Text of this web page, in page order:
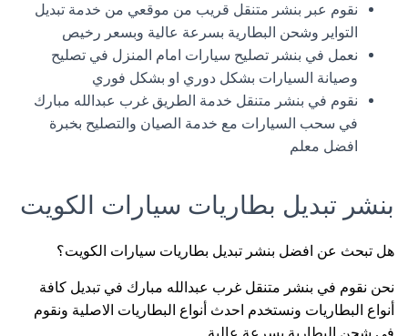
نقوم عبر بنشر متنقل قريب من موقعي من خدمة تبديل
التواير وشحن البطارية بسرعة عالية وبسعر رخيص
نعمل في بنشر تصليح سيارات امام المنزل في تصليح
وصيانة السيارات بشكل دوري او بشكل فوري
نقوم في بنشر متنقل خدمة الطريق غرب عبدالله مبارك
في سحب السيارات مع خدمة الصيان والتصليح بخبرة
افضل معلم
بنشر تبديل بطاريات سيارات الكويت
هل تبحث عن افضل بنشر تبديل بطاريات سيارات الكويت؟
نحن نقوم في بنشر متنقل غرب عبدالله مبارك في تبديل كافة
أنواع البطاريات ونستخدم احدث أنواع البطاريات الاصلية ونقوم